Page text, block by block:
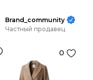
Brand_community
Частный продавец
0